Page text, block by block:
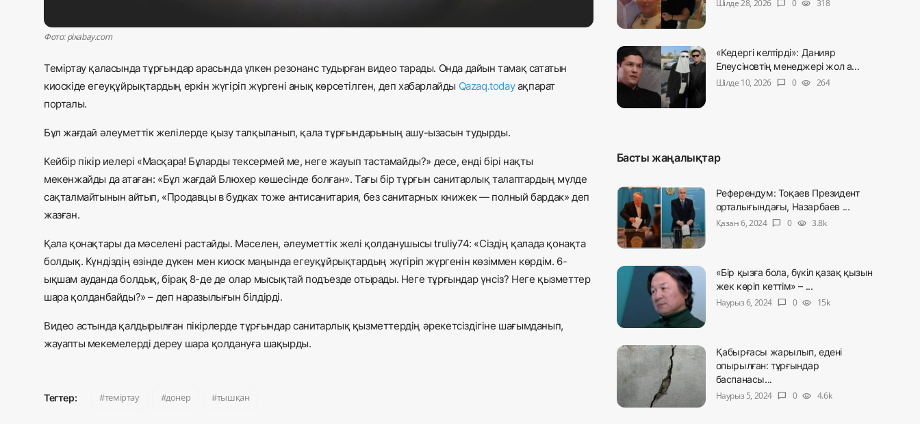
Фото: pixabay.com
Теміртау қаласында тұрғындар арасында үлкен резонанс тудырған видео тарады. Онда дайын тамақ сататын
киоскіде егеуқұйрықтардың еркін жүгіріп жүргені анық көрсетілген, деп хабарлайды Qazaq.todayақпарат
порталы.
Бұл жағдай әлеуметтік желілерде қызу талқыланып, қала тұрғындарының ашу-ызасын тудырды.
Кейбір пікір иелері «Масқара! Бұларды тексермей ме, неге жауып тастамайды?» десе, енді бірі нақты
мекенжайды да атаған: «Бұл жағдай Блюхер көшесінде болған». Тағы бір тұрғын санитарлық талаптардың мүлде
сақталмайтынын айтып, «Продавцы в будках тоже антисанитария, без санитарных книжек — полный бардак» деп
жазған.
Қала қонақтары да мәселені растайды. Мәселен, әлеуметтік желі қолданушысы truliy74: «Сіздің қалада қонақта
болдық. Күндіздің өзінде дүкен мен киоск маңында егеуқұйрықтардың жүгіріп жүргенін көзіммен көрдім. 6-
ықшам ауданда болдық, бірақ 8-де де олар мысықтай подъезде отырады. Неге тұрғындар үнсіз? Неге қызметтер
шара қолданбайды?» – деп наразылығын білдірді.
Видео астында қалдырылған пікірлерде тұрғындар санитарлық қызметтердің әрекетсіздігіне шағымданып,
жауапты мекемелерді дереу шара қолдануға шақырды.
Тегтер: теміртау донер тышқан
Шілде 28, 2026
chat_bubble 0 visibility 318
«Кедергі келтірді»: Данияр
Елеусіновтің менеджері жол а...
Шілде 10, 2026
chat_bubble 0 visibility 264
Басты жаңалықтар
Референдум: Тоқаев Президент
орталығындағы, Назарбаев ...
Қазан 6, 2024 chat_bubble 0 visibility 3.8k
«Бір қызға бола, бүкіл қазақ қызын
жек көріп кеттім» – ...
Наурыз 6, 2024
chat_bubble 0 visibility 15k
Қабырғасы жарылып, едені
опырылған: тұрғындар
баспанасы...
Наурыз 5, 2024
chat_bubble 0 visibility 4.6k